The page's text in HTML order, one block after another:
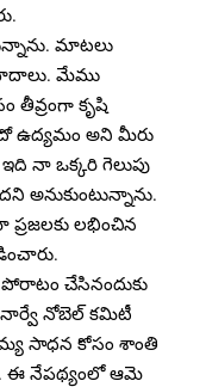
మాటలు
మేము
తీవ్రంగా కృషి
ఉద్యమం అని మీరు
నా ఒక్కరి గెలుపు
అనుకుంటున్నాను.
లభించిన
చేసినందుకు
నార్వే నోబెల్ కమిటీ
సాధన కోసం శాంతి
ఈ నేపథ్యంలో ఆమె